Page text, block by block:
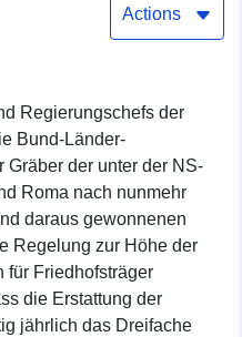
und Roma
Actions
Regierungschefs der
Bund-Länder-
Gräber der unter der NS-
Roma nach nunmehr
daraus gewonnenen
Regelung zur Höhe der
für Friedhofsträger
die Erstattung der
jährlich das Dreifache